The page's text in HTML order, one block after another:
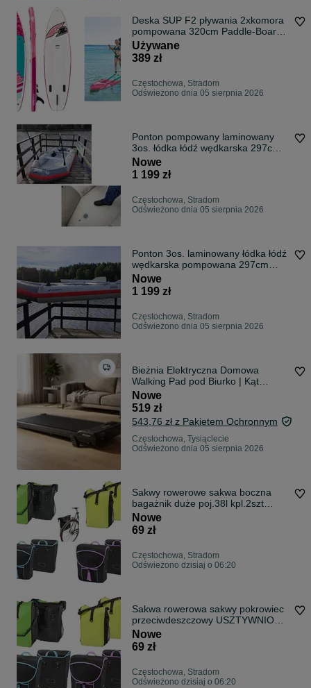
Deska SUP F2 pływania 2xkomora
pompowana 320cm Paddle-Board
150kg używana DEMO
Używane
389 zł
Częstochowa, Stradom
Odświeżono dnia 05 sierpnia 2026
Ponton pompowany laminowany
3os. łódka łódź wędkarska 297cm
SZTYWNA podłoga 300kg XL
Nowe
1 199 zł
Częstochowa, Stradom
Odświeżono dnia 05 sierpnia 2026
Ponton 3os. laminowany łódka łódź
wędkarska pompowana 297cm
SZTYWNA podłoga 300kg XL
Nowe
1 199 zł
Częstochowa, Stradom
Odświeżono dnia 05 sierpnia 2026
Bieżnia Elektryczna Domowa
Walking Pad pod Biurko | Kąt
Nachylenie Amortyzacja | Cicha
Płaska 9 cm Pilot | Kompaktowa
Home Office NOWA Fv23%
Nowe
519 zł
543,76 zł z Pakietem Ochronnym
Częstochowa, Tysiąclecie
Odświeżono dnia 05 sierpnia 2026
Sakwy rowerowe sakwa boczna
bagażnik duże poj.38l kpl.2szt
USZTYWNIONA pokrowiec
Nowe
69 zł
Częstochowa, Stradom
Odświeżono dzisiaj o 06:20
Sakwa rowerowa sakwy pokrowiec
przeciwdeszczowy USZTYWNIONA
i WODOODPORNA 2x18l
Nowe
69 zł
Częstochowa, Stradom
Odświeżono dzisiaj o 06:20